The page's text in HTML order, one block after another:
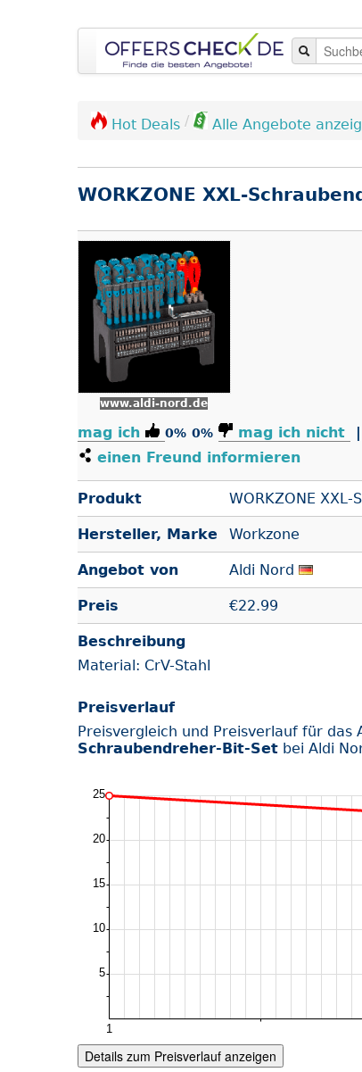
Hot Deals / Alle Angebote
WORKZONE XXL-
www.aldi-nord.de
mag ich 0% 0% mag ich nicht
|
einen Freund informieren
Produkt WORKZONE
Hersteller, Marke Workzone
Angebot von Aldi Nord
Preis €22.99
Beschreibung
Material: CrV-Stahl
Preisverlauf
Preisvergleich und Preisverlauf für das
Schraubendreher-Bit-Set bei Aldi
Details zum Preisverlauf anzeigen